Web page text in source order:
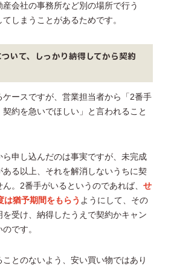
会社の事務所など別の場所で行う
しまうことがあるためです。
いて、しっかり納得してから契約
ースですが、営業担当者から「2番手
約を急いでほしい」と言われること
申し込んだのは事実ですが、未完成
る以上、それを解消しないうちに契
。2番手がいるというのであれば、 せ
は猶予期間をもらう ようにして、その
受け、納得したうえで契約かキャン
です。
とのないよう、安い買い物ではあり